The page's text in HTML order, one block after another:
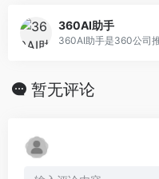
360AI助手
360AI助手是360公司
暂无评论